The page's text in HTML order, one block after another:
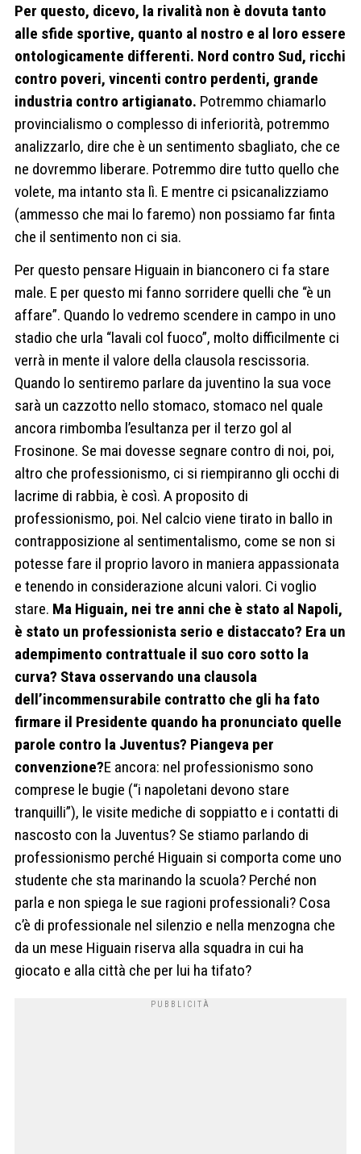
Per questo, dicevo, la rivalità non è dovuta tanto
alle sfide sportive, quanto al nostro e al loro essere
ontologicamente differenti. Nord contro Sud, ricchi
contro poveri, vincenti contro perdenti, grande
industria contro artigianato. Potremmo chiamarlo
provincialismo o complesso di inferiorità, potremmo
analizzarlo, dire che è un sentimento sbagliato, che ce
ne dovremmo liberare. Potremmo dire tutto quello che
volete, ma intanto sta lì. E mentre ci psicanalizziamo
(ammesso che mai lo faremo) non possiamo far finta
che il sentimento non ci sia.
Per questo pensare Higuain in bianconero ci fa stare
male. E per questo mi fanno sorridere quelli che “è un
affare”. Quando lo vedremo scendere in campo in uno
stadio che urla “lavali col fuoco”, molto difficilmente ci
verrà in mente il valore della clausola rescissoria.
Quando lo sentiremo parlare da juventino la sua voce
sarà un cazzotto nello stomaco, stomaco nel quale
ancora rimbomba l’esultanza per il terzo gol al
Frosinone. Se mai dovesse segnare contro di noi, poi,
altro che professionismo, ci si riempiranno gli occhi di
lacrime di rabbia, è così. A proposito di
professionismo, poi. Nel calcio viene tirato in ballo in
contrapposizione al sentimentalismo, come se non si
potesse fare il proprio lavoro in maniera appassionata
e tenendo in considerazione alcuni valori. Ci voglio
stare. Ma Higuain, nei tre anni che è stato al Napoli,
è stato un professionista serio e distaccato? Era un
adempimento contrattuale il suo coro sotto la
curva? Stava osservando una clausola
dell’incommensurabile contratto che gli ha fato
firmare il Presidente quando ha pronunciato quelle
parole contro la Juventus? Piangeva per
convenzione?E ancora: nel professionismo sono
comprese le bugie (“i napoletani devono stare
tranquilli”), le visite mediche di soppiatto e i contatti di
nascosto con la Juventus? Se stiamo parlando di
professionismo perché Higuain si comporta come uno
studente che sta marinando la scuola? Perché non
parla e non spiega le sue ragioni professionali? Cosa
c’è di professionale nel silenzio e nella menzogna che
da un mese Higuain riserva alla squadra in cui ha
giocato e alla città che per lui ha tifato?